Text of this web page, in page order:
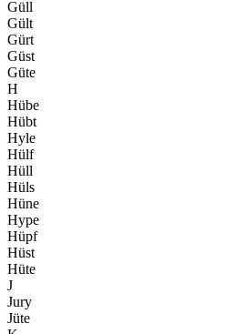
Güll
Gült
Gürt
Güst
Güte
H
Hübe
Hübt
Hyle
Hülf
Hüll
Hüls
Hüne
Hype
Hüpf
Hüst
Hüte
J
Jury
Jüte